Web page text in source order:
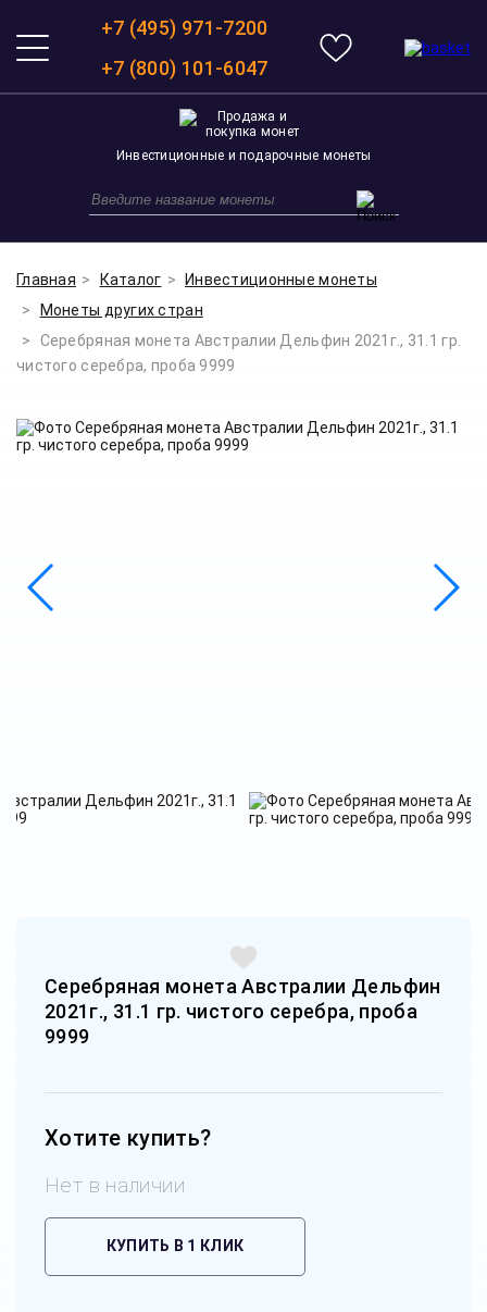
+7 (495) 971-7200
+7 (800) 101-6047
Инвестиционные и подарочные монеты
Главная Каталог
Инвестиционные монеты
Монеты других стран
Серебряная монета Австралии Дельфин 2021г., 31.1 гр.
чистого серебра, проба 9999
Серебряная монета Австралии Дельфин
2021г., 31.1 гр. чистого серебра, проба
9999
Хотите купить?
Нет в наличии
КУПИТЬ В 1 КЛИК